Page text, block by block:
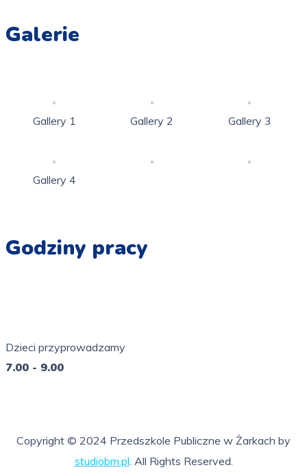
Galerie
Gallery 1 Gallery 2 Gallery 3
Gallery 4
Godziny pracy
Dzieci przyprowadzamy
7.00 - 9.00
Copyright © 2024 Przedszkole Publiczne w Żarkach by
studiobm.pl . All Rights Reserved.